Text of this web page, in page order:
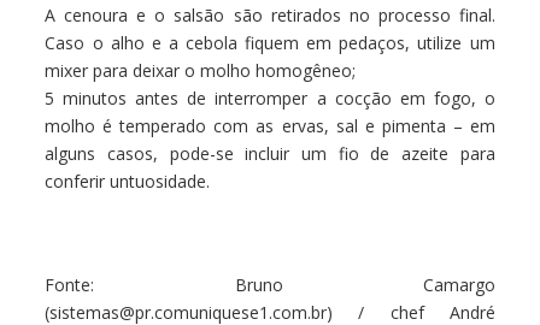
A cenoura e o salsão são retirados no processo final.
Caso o alho e a cebola fiquem em pedaços, utilize um
mixer para deixar o molho homogêneo;
5 minutos antes de interromper a cocção em fogo, o
molho é temperado com as ervas, sal e pimenta – em
alguns casos, pode-se incluir um fio de azeite para
conferir untuosidade.
Fonte: Bruno Camargo
(sistemas@pr.comuniquese1.com.br) / chef André